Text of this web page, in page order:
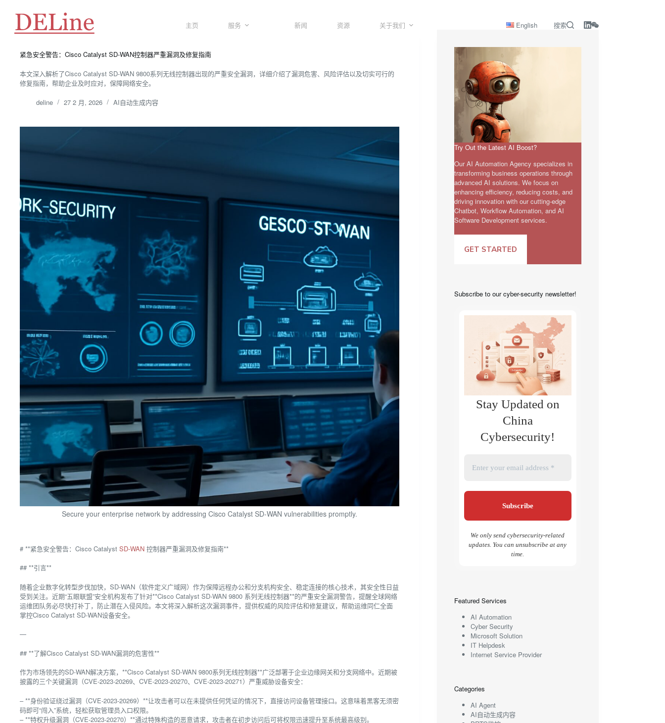
主页 服务 新闻 资源 关于我们 English 搜索
紧急安全警告：Cisco Catalyst SD-WAN控制器严重漏洞及修复指南
本文深入解析了Cisco Catalyst SD-WAN 9800系列无线控制器出现的严重安全漏洞，详细介绍了漏洞危害、风险评估以及切实可行的
修复指南，帮助企业及时应对，保障网络安全。
deline 27 2 月, 2026 AI自动生成内容
Secure your enterprise network by addressing Cisco Catalyst SD-WAN vulnerabilities promptly.
# **紧急安全警告：Cisco Catalyst SD-WAN 控制器严重漏洞及修复指南**
## **引言**
随着企业数字化转型步伐加快，SD-WAN（软件定义广域网）作为保障远程办公和分支机构安全、稳定连接的核心技术，其安全性日益
受到关注。近期“五眼联盟”安全机构发布了针对**Cisco Catalyst SD-WAN 9800 系列无线控制器**的严重安全漏洞警告，提醒全球网络
运维团队务必尽快打补丁，防止潜在入侵风险。本文将深入解析这次漏洞事件，提供权威的风险评估和修复建议，帮助运维同仁全面
掌控Cisco Catalyst SD-WAN设备安全。
—
## **了解Cisco Catalyst SD-WAN漏洞的危害性**
作为市场领先的SD-WAN解决方案，**Cisco Catalyst SD-WAN 9800系列无线控制器**广泛部署于企业边缘网关和分支网络中。近期被
披露的三个关键漏洞（CVE-2023-20269、CVE-2023-20270、CVE-2023-20271）严重威胁设备安全：
– **身份验证绕过漏洞（CVE-2023-20269）**让攻击者可以在未提供任何凭证的情况下，直接访问设备管理接口。这意味着黑客无须密
码即可“闯入”系统，轻松获取管理员入口权限。
– **特权升级漏洞（CVE-2023-20270）**通过特殊构造的恶意请求，攻击者在初步访问后可将权限迅速提升至系统最高级别。
Try Out the Latest AI Boost?
Our AI Automation Agency specializes in
transforming business operations through
advanced AI solutions. We focus on
enhancing efficiency, reducing costs, and
driving innovation with our cutting-edge
Chatbot, Workflow Automation, and AI
Software Development services.
GET STARTED
Subscribe to our cyber-security newsletter!
Stay Updated on
China
Cybersecurity!
We only send cybersecurity-related
updates. You can unsubscribe at any
time.
Featured Services
AI Automation
Cyber Security
Microsoft Solution
IT Helpdesk
Internet Service Provider
Categories
AI Agent
AI自动生成内容